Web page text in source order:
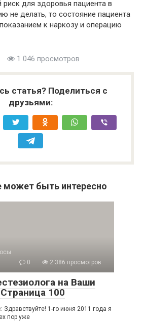
для здоровья пациента в
не делать, то состояние пациента
к наркозу и операцию
1 046 просмотров
статья? Поделиться с
друзьями:
может быть интересно
0
2 386 просмотров
на Ваши
100
Здравствуйте! 1-го июня 2011 года я
пор уже